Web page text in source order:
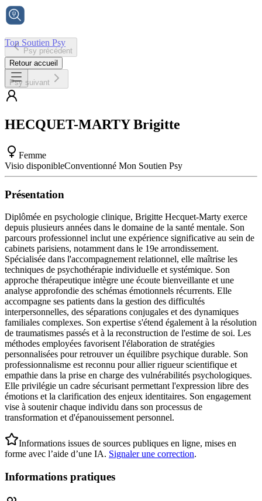
Ton Soutien Psy
Accueil
Psy précédent
Retour accueil
Psy suivant
HECQUET-MARTY Brigitte
Femme
Visio disponibleConventionné Mon Soutien Psy
Présentation
Diplômée en psychologie clinique, Brigitte Hecquet-Marty exerce
depuis plusieurs années dans le domaine de la santé mentale. Son
parcours professionnel inclut une expérience significative au sein de
cabinets parisiens, notamment dans le 19e arrondissement.
Spécialisée dans l'accompagnement relationnel, elle maîtrise les
techniques de psychothérapie individuelle et systémique. Son
approche thérapeutique intègre une écoute bienveillante et une
analyse approfondie des schémas émotionnels récurrents. Elle
accompagne ses patients dans la gestion des difficultés
interpersonnelles, des séparations conjugales et des dynamiques
familiales complexes. Son expertise s'étend également à la résolution
de traumatismes passés et à la reconstruction de l'estime de soi. Les
méthodes employées favorisent l'élaboration de stratégies
personnalisées pour retrouver un équilibre psychique durable. Son
professionnalisme est reconnu pour allier rigueur scientifique et
empathie dans la prise en charge des vulnérabilités psychologiques.
Elle privilégie un cadre sécurisant permettant l'expression libre des
émotions et la clarification des enjeux identitaires. Son engagement
vise à soutenir chaque individu dans son processus de
transformation et d'épanouissement personnel.
Informations issues de sources publiques en ligne, mises en
forme avec l’aide d’une IA. Signaler une correction.
Informations pratiques